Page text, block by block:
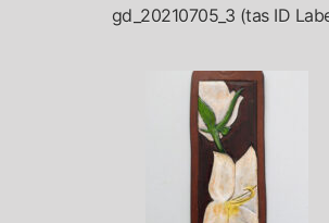
gd_20210705_3 (tas ID